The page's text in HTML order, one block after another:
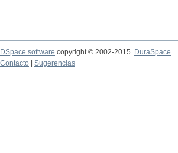
DSpace software copyright © 2002-2015
DuraSpace
Contacto
Sugerencias